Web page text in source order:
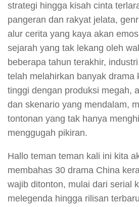
strategi hingga kisah cinta
pangeran dan rakyat jelata,
alur cerita yang kaya akan
sejarah yang tak lekang oleh
beberapa tahun terakhir,
telah melahirkan banyak drama
tinggi dengan produksi megah,
dan skenario yang mendalam,
tontonan yang tak hanya
menggugah pikiran.
Hallo teman teman kali ini kita
membahas 30 drama China
wajib ditonton, mulai dari serial
melegenda hingga rilisan